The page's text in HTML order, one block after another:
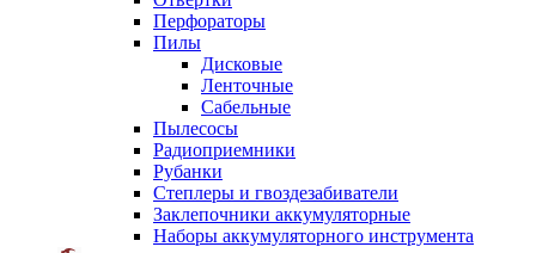
Перфораторы
Пилы
Дисковые
Ленточные
Сабельные
Пылесосы
Радиоприемники
Рубанки
Степлеры и гвоздезабиватели
Заклепочники аккумуляторные
Наборы аккумуляторного инструмента